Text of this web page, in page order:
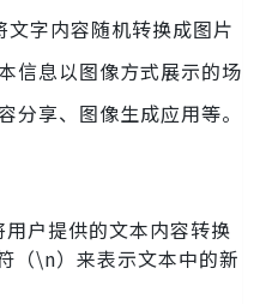
字内容随机转换成图片
信息以图像方式展示的场
分享、图像生成应用等。
户提供的文本内容转换
（\n）来表示文本中的新